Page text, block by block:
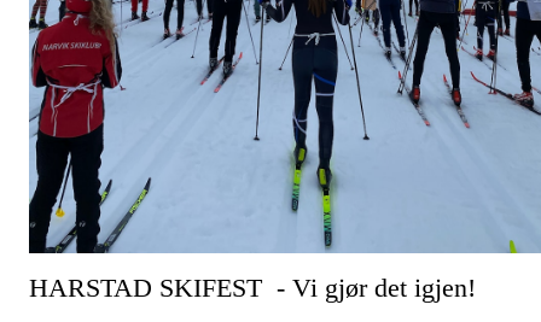
HARSTAD SKIFEST - Vi gjør det igjen!